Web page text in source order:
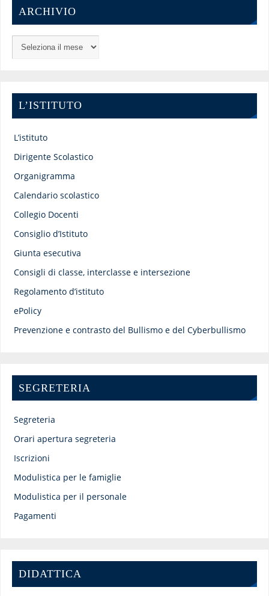
ARCHIVIO
L’ISTITUTO
L’istituto
Dirigente Scolastico
Organigramma
Calendario scolastico
Collegio Docenti
Consiglio d’Istituto
Giunta esecutiva
Consigli di classe, interclasse e intersezione
Regolamento d’istituto
ePolicy
Prevenzione e contrasto del Bullismo e del Cyberbullismo
SEGRETERIA
Segreteria
Orari apertura segreteria
Iscrizioni
Modulistica per le famiglie
Modulistica per il personale
Pagamenti
DIDATTICA